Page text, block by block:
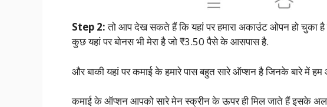
Step 2:तो आप देख सकते हैं कि यहां पर हमारा अकाउंट ओपन हो चुका है
कुछ यहां पर बोनस भी मेरा है जो ₹3.50 पैसे के आसपास है.
और बाकी यहां पर कमाई के हमारे पास बहुत सारे ऑप्शन है जिनके बारे में
कमाई के ऑप्शन आपको सारे मेन स्क्रीन के ऊपर ही मिल जाते हैं इसके